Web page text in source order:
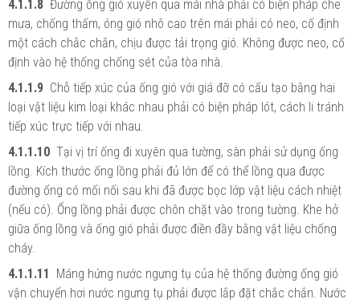
4.1.1.8 Đường ống gió xuyên qua mái nhà phải có biện pháp che
mưa, chống thấm, óng gió nhô cao trên mái phải có neo, cố định
một cách chắc chắn, chịu được tải trọng gió. Không được neo, cố
định vào hệ thống chống sét của tòa nhà.
4.1.1.9 Chỗ tiếp xúc của ống gió với giá đỡ có cấu tạo bằng hai
loại vật liệu kim loại khác nhau phải có biện pháp lót, cách li tránh
tiếp xúc trực tiếp với nhau.
4.1.1.10 Tại vị trí ống đi xuyên qua tường, sàn phải sử dụng ống
lồng. Kích thước ống lồng phải đủ lớn để có thể lồng qua được
đường ống có mối nối sau khi đã được bọc lớp vật liệu cách nhiệt
(nếu có). Ống lồng phải được chôn chặt vào trong tường. Khe hở
giữa ống lồng và ống gió phải được điền đầy bằng vật liệu chống
cháy.
4.1.1.11 Máng hứng nước ngưng tụ của hệ thống đường ống gió
vận chuyển hơi nước ngưng tụ phải được lắp đặt chắc chắn. Nước